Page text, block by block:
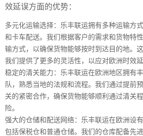
效延误方面的优势：
多元化运输选择：乐丰联运拥有多种运输方
和卡车配送。我们根据客户的需求和货物特
输方式，以确保货物能够按时到达目的地。
我们提供了更多的灵活性，以应对欧洲时效延
稳定的清关能力：乐丰联运在欧洲地区拥有
队，熟悉当地的法规和流程。我们通过提前
关的紧密合作，确保货物能够顺利通过清关
险。
强大的仓储和配送网络：乐丰联运在欧洲设
包括保税仓和普通仓储。我们的仓库配备先